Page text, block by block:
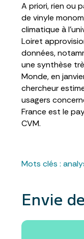
A priori, rien ou
de vinyle
climatique à
Loiret
données,
une synthèse
Monde, en
chercheur
usagers
France est le
CVM.
Mots clés :
Envie